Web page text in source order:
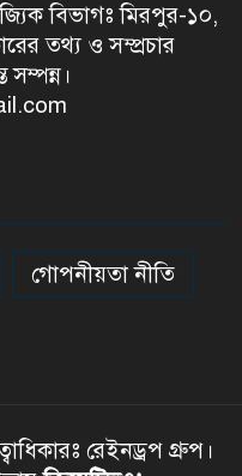
বিভাগঃ মিরপুর-১০,
তথ্য ও সম্প্রচার
গোপনীয়তা নীতি
রেইনড্রপ গ্রুপ।